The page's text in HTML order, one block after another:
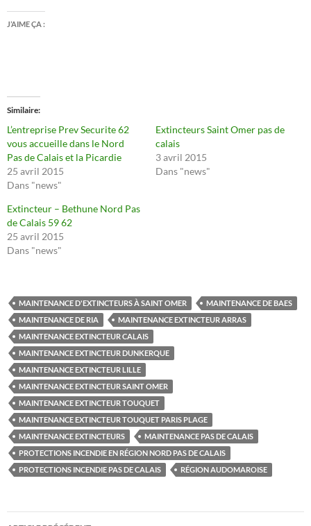
J’AIME ÇA :
Similaire
L’entreprise Prev Securite 62
vous accueille dans le Nord
Pas de Calais et la Picardie
25 avril 2015
Dans "news"
Extincteurs Saint Omer pas de
calais
3 avril 2015
Dans "news"
Extincteur – Bethune Nord Pas
de Calais 59 62
25 avril 2015
Dans "news"
MAINTENANCE D'EXTINCTEURS À SAINT OMER
MAINTENANCE DE BAES
MAINTENANCE DE RIA
MAINTENANCE EXTINCTEUR ARRAS
MAINTENANCE EXTINCTEUR CALAIS
MAINTENANCE EXTINCTEUR DUNKERQUE
MAINTENANCE EXTINCTEUR LILLE
MAINTENANCE EXTINCTEUR SAINT OMER
MAINTENANCE EXTINCTEUR TOUQUET
MAINTENANCE EXTINCTEUR TOUQUET PARIS PLAGE
MAINTENANCE EXTINCTEURS
MAINTENANCE PAS DE CALAIS
PROTECTIONS INCENDIE EN RÉGION NORD PAS DE CALAIS
PROTECTIONS INCENDIE PAS DE CALAIS
RÉGION AUDOMAROISE